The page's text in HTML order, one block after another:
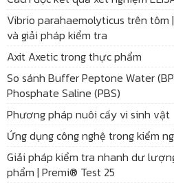
Vibrio parahaemolyticus trên tôm
và giải pháp kiểm tra
Axit Axetic trong thực phẩm
So sánh Buffer Peptone Water
Phosphate Saline (PBS)
Phương pháp nuôi cấy vi sinh vật
Ứng dụng công nghệ trong kiểm
Giải pháp kiểm tra nhanh dư
phẩm | Premi® Test 25